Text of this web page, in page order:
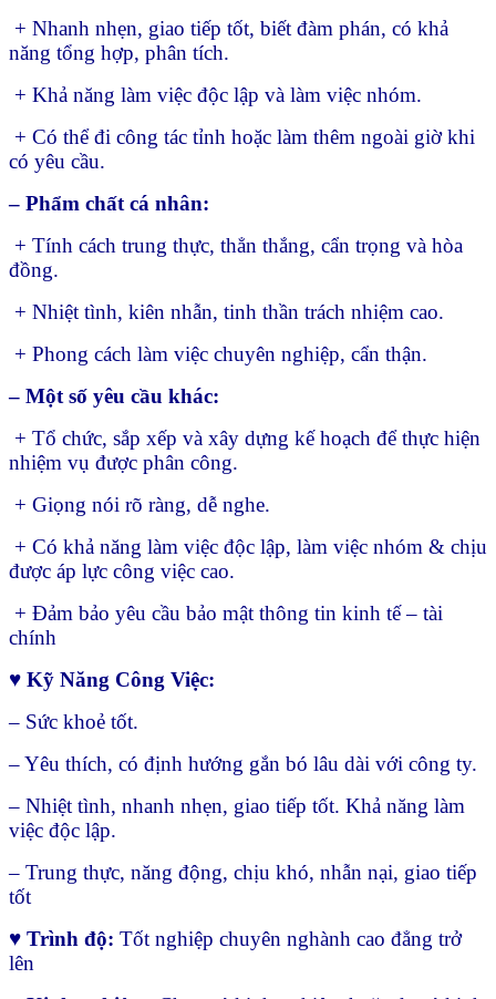
+ Nhanh nhẹn, giao tiếp tốt, biết đàm phán, có khả
năng tổng hợp, phân tích.
+ Khả năng làm việc độc lập và làm việc nhóm.
+ Có thể đi công tác tỉnh hoặc làm thêm ngoài giờ khi
có yêu cầu.
– Phẩm chất cá nhân:
+ Tính cách trung thực, thẳn thắng, cẩn trọng và hòa
đồng.
+ Nhiệt tình, kiên nhẫn, tinh thần trách nhiệm cao.
+ Phong cách làm việc chuyên nghiệp, cẩn thận.
– Một số yêu cầu khác:
+ Tổ chức, sắp xếp và xây dựng kế hoạch để thực hiện
nhiệm vụ được phân công.
+ Giọng nói rõ ràng, dễ nghe.
+ Có khả năng làm việc độc lập, làm việc nhóm & chịu
được áp lực công việc cao.
+ Đảm bảo yêu cầu bảo mật thông tin kinh tế – tài
chính
♥ Kỹ Năng Công Việc:
– Sức khoẻ tốt.
– Yêu thích, có định hướng gắn bó lâu dài với công ty.
– Nhiệt tình, nhanh nhẹn, giao tiếp tốt. Khả năng làm
việc độc lập.
– Trung thực, năng động, chịu khó, nhẫn nại, giao tiếp
tốt
♥ Trình độ: Tốt nghiệp chuyên nghành cao đẳng trở
lên